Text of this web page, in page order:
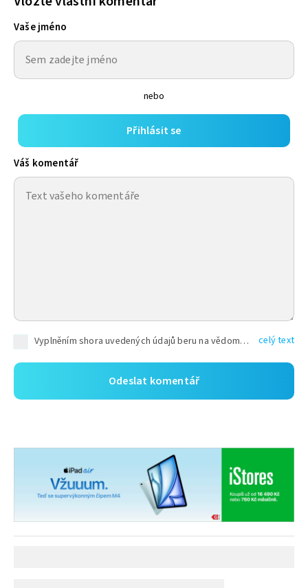
Vaše jméno
nebo
Přihlásit se
Váš komentář
Vyplněním shora uvedených údajů beru na vědomí, že společnost TEXT FACTORY s.r.o., sídlem Brno, Durďákova 336/29, Černá Pole, PSČ: 613 00, IČ: 06157831, zapsané u Krajského soudu v Brně, oddíl C, vložka 100399, bude zpracovávat mé osobní údaje uvedené v rámci mnou vyplněného registračního formuláře na základě oprávněných zájmů TEXT FACTORY s.r.o. dle čl. 6 odst. 1 písm. f) GDPR a pro splnění právních povinností (čl. 6 odst. 1 písm. c) GDPR), a to pro tyto účely: nezbytnost zajistit oprávnění návštěvníka webových stránek provozovaných společností TEXT FACTORY s.r.o. přispívat aktivně ke zveřejněným článkům nebo v rámci diskusních fór a výkon práv TEXT FACTORY s.r.o. jako administrátora těchto diskusních fór. Více informací o zpracování osobních údajů a právech lze nalézt v celý text